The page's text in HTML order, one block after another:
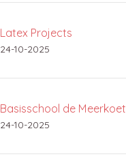
Latex Projects
24-10-2025
Basisschool de Meerkoet
24-10-2025